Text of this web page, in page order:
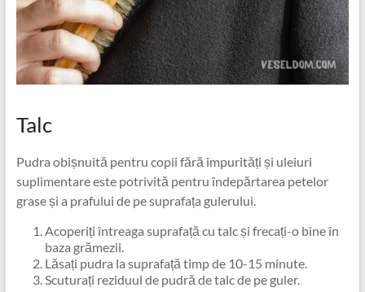
Talc
Pudra obișnuită pentru copii fără impurități și uleiuri
suplimentare este potrivită pentru îndepărtarea petelor
grase și a prafului de pe suprafața gulerului.
Acoperiți întreaga suprafață cu talc și frecați-o bine în
baza grămezii.
Lăsați pudra la suprafață timp de 10-15 minute.
Scuturați reziduul de pudră de talc de pe guler.